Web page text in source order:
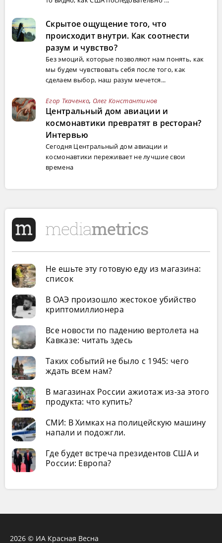
Скрытое ощущение того, что
происходит внутри. Как соотнести
разум и чувство?
Без эмоций, которые позволяют нам понять, как
мы будем чувствовать себя после того, как
сделаем выбор, наш разум мечется...
Егор Ткаченко, Олег Константинов
Центральный дом авиации и
космонавтики превратят в ресторан?
Интервью
Сегодня Центральный дом авиации и
космонавтики переживает не лучшие свои
времена
Не ешьте эту готовую еду из магазина:
список
В ОАЭ произошло жестокое убийство
криптомиллионера
Все новости по падению вертолета на
Кавказе: читать здесь
Таких событий не было с 1945: чего
ждать всем нам?
В магазинах России ажиотаж из-за этого
продукта: что купить?
СМИ: В Химках на полицейскую машину
напали и подожгли.
Где будет встреча президентов США и
России: Европа?
2026 © ИА Красная Весна